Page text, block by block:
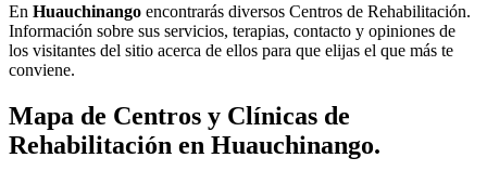
En Huauchinango encontrarás diversos Centros de Rehabilitación.
Información sobre sus servicios, terapias, contacto y opiniones de
los visitantes del sitio acerca de ellos para que elijas el que más te
conviene.
Mapa de Centros y Clínicas de
Rehabilitación en Huauchinango.